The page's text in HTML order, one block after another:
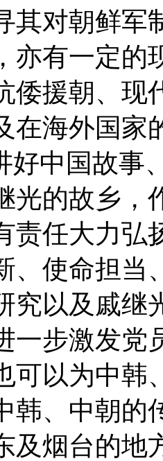
其对朝鲜军
亦有一定的
倭援朝、现
在海外国家
好中国故事
光的故乡，
责任大力弘
、使命担当
究以及戚继
一步激发党
可以为中韩
韩、中朝的
及烟台的地